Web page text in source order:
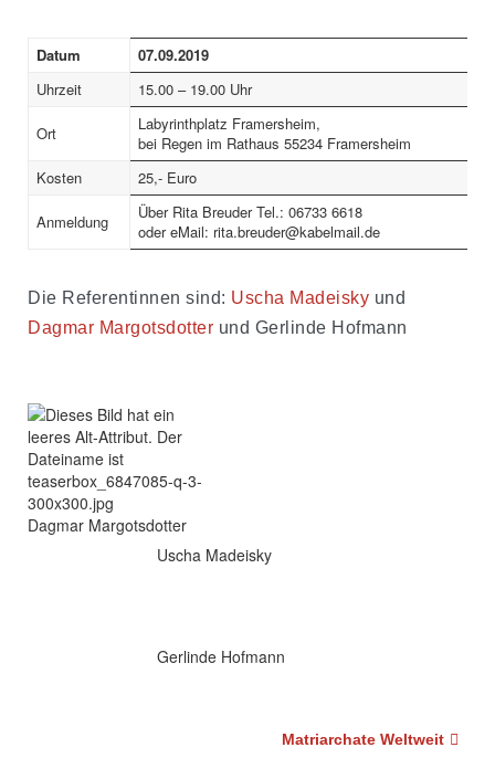
Datum
07.09.2019
Uhrzeit
15.00 – 19.00 Uhr
Ort
Labyrinthplatz Framersheim,
bei Regen im Rathaus 55234 Framersheim
Kosten
25,- Euro
Anmeldung
Über Rita Breuder Tel.: 06733 6618
oder eMail: rita.breuder@kabelmail.de
Die Referentinnen sind: Uscha Madeisky und
Dagmar Margotsdotter und Gerlinde Hofmann
Dagmar Margotsdotter
Uscha Madeisky
Gerlinde Hofmann
BeitragsnavigationMatriarchate Weltweit